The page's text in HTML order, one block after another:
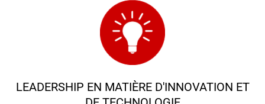
LEADERSHIP EN MATIÈRE D'INNOVATION ET